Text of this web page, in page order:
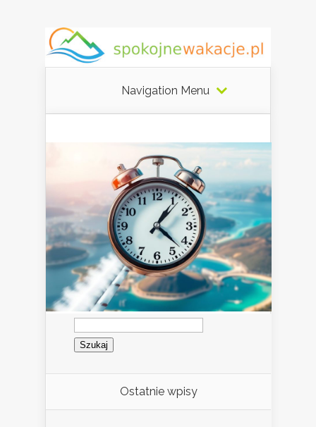
Navigation Menu
Szukaj:
Ostatnie wpisy